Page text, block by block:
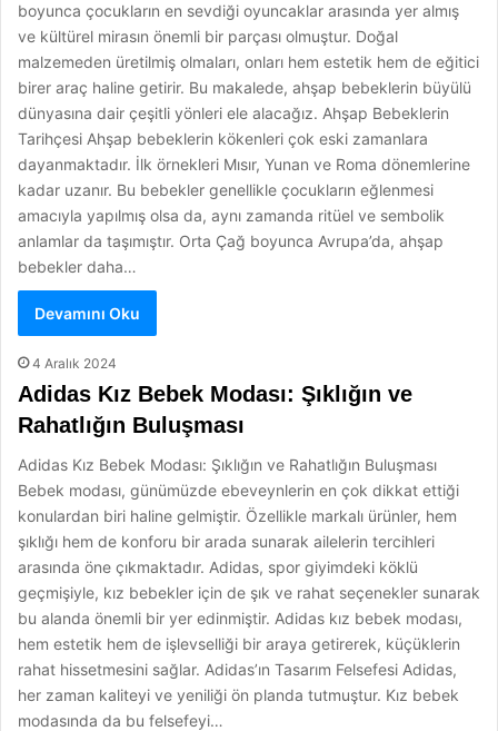
boyunca çocukların en sevdiği oyuncaklar arasında yer almış
ve kültürel mirasın önemli bir parçası olmuştur. Doğal
malzemeden üretilmiş olmaları, onları hem estetik hem de eğitici
birer araç haline getirir. Bu makalede, ahşap bebeklerin büyülü
dünyasına dair çeşitli yönleri ele alacağız. Ahşap Bebeklerin
Tarihçesi Ahşap bebeklerin kökenleri çok eski zamanlara
dayanmaktadır. İlk örnekleri Mısır, Yunan ve Roma dönemlerine
kadar uzanır. Bu bebekler genellikle çocukların eğlenmesi
amacıyla yapılmış olsa da, aynı zamanda ritüel ve sembolik
anlamlar da taşımıştır. Orta Çağ boyunca Avrupa’da, ahşap
bebekler daha…
Devamını Oku
4 Aralık 2024
Adidas Kız Bebek Modası: Şıklığın ve
Rahatlığın Buluşması
Adidas Kız Bebek Modası: Şıklığın ve Rahatlığın Buluşması
Bebek modası, günümüzde ebeveynlerin en çok dikkat ettiği
konulardan biri haline gelmiştir. Özellikle markalı ürünler, hem
şıklığı hem de konforu bir arada sunarak ailelerin tercihleri
arasında öne çıkmaktadır. Adidas, spor giyimdeki köklü
geçmişiyle, kız bebekler için de şık ve rahat seçenekler sunarak
bu alanda önemli bir yer edinmiştir. Adidas kız bebek modası,
hem estetik hem de işlevselliği bir araya getirerek, küçüklerin
rahat hissetmesini sağlar. Adidas’ın Tasarım Felsefesi Adidas,
her zaman kaliteyi ve yeniliği ön planda tutmuştur. Kız bebek
modasında da bu felsefeyi…